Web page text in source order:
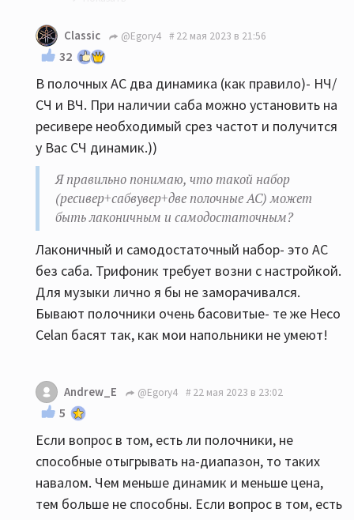
брал - за 34. Смотрите. Колонки работали
3 месяца, состояние идеальное. В 18
метрах будет в самый раз и лучше этих
Хеко, да и старшей Авроры тоже.
Classic @Egory4 22 мая 2023 в 21:56
32
В полочных АС два динамика (как правило)- НЧ/
СЧ и ВЧ. При наличии саба можно установить на
ресивере необходимый срез частот и получится
у Вас СЧ динамик.))
Я правильно понимаю, что такой набор
(ресивер+сабвувер+две полочные АС) может
быть лаконичным и самодостаточным?
Лаконичный и самодостаточный набор- это АС
без саба. Трифоник требует возни с настройкой.
Для музыки лично я бы не заморачивался.
Бывают полочники очень басовитые- те же Heco
Celan басят так, как мои напольники не умеют!
Andrew_E @Egory4 22 мая 2023 в 23:02
5
Если вопрос в том, есть ли полочники, не
способные отыгрывать на-диапазон, то таких
навалом. Чем меньше динамик и меньше цена,
тем больше не способны. Если вопрос в том, есть